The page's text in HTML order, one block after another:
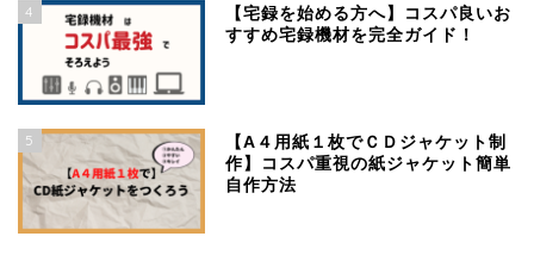
4
【宅録を始める方へ】コスパ良いお
すすめ宅録機材を完全ガイド！
5
【A４用紙１枚でＣＤジャケット制
作】コスパ重視の紙ジャケット簡単
自作方法